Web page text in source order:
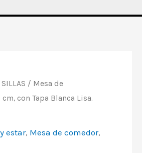
/ Mesa de
con Tapa Blanca Lisa.
estar, Mesa de comedor,